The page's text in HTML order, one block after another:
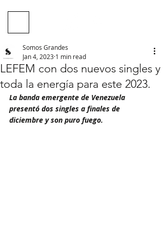
LEFEM con dos nuevos singles y
toda la energía para este 2023.
Somos Grandes
Jan 4, 2023 1 min read
La banda emergente de Venezuela
presentó dos singles a finales de
diciembre y son puro fuego.